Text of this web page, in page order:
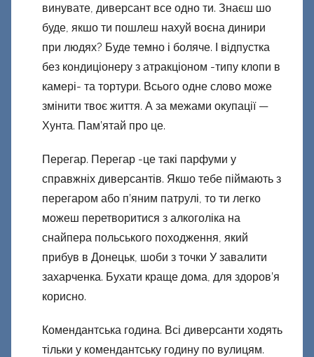
винувате, диверсант все одно ти. Знаєш шо
буде, якшо ти пошлеш нахуй воєна динири
при людях? Буде темно і боляче. І відпустка
без кондиціонеру з атракціоном -типу клопи в
камері- та тортури. Всього одне слово може
змінити твоє життя. А за межами окупації —
Хунта. Пам’ятай про це.
Перегар. Перегар -це такі парфуми у
справжніх диверсантів. Якшо тебе піймають з
перегаром або п’яним патрулі, то ти легко
можеш перетворитися з алкоголіка на
снайпера польського походження, який
прибув в Донецьк, шоби з точки У завалити
захарченка. Бухати краще дома, для здоров’я
корисно.
Комендантська година. Всі диверсанти ходять
тільки у комендантську годину по вулицям.